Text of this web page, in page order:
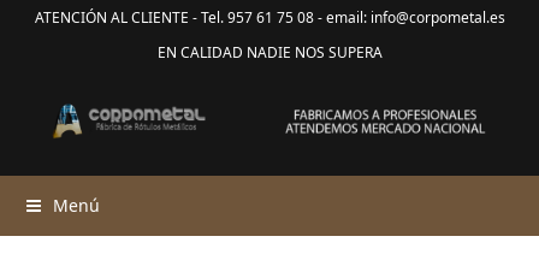
ATENCIÓN AL CLIENTE - Tel. 957 61 75 08 - email: info@corpometal.es
EN CALIDAD NADIE NOS SUPERA
Menú